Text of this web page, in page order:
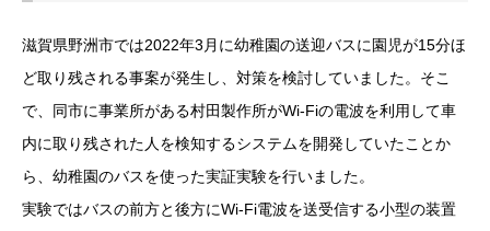
滋賀県野洲市では2022年3月に幼稚園の送迎バスに園児が15分ほ
ど取り残される事案が発生し、対策を検討していました。そこ
で、同市に事業所がある村田製作所がWi-Fiの電波を利用して車
内に取り残された人を検知するシステムを開発していたことか
ら、幼稚園のバスを使った実証実験を行いました。
実験ではバスの前方と後方にWi-Fi電波を送受信する小型の装置